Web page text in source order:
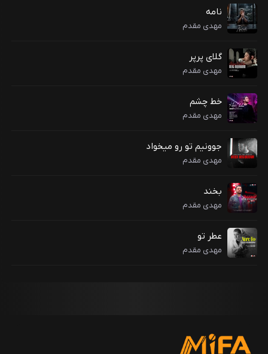
نامه
مهدی مقدم
گلای پرپر
مهدی مقدم
خط چشم
مهدی مقدم
جوونیم تو رو میخواد
مهدی مقدم
بخند
مهدی مقدم
عطر تو
مهدی مقدم